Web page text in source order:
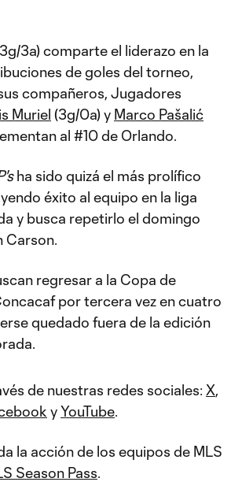
3a) comparte el liderazo en la
de goles del torneo,
compañeros, Jugadores
Muriel (3g/0a) y Marco Pašalić
al #10 de Orlando.
ha sido quizá el más prolífico
éxito al equipo en la liga
y busca repetirlo el domingo
Carson.
regresar a la Copa de
por tercera vez en cuatro
quedado fuera de la edición
de nuestras redes sociales: X,
yYouTube.
la acción de los equipos de MLS
Season Pass.